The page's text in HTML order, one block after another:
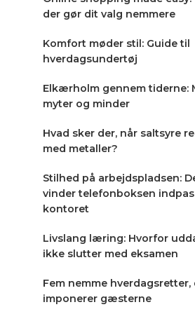
der gør dit valg nemmere
Komfort møder stil: Guide til
hverdagsundertøj
Elkærholm gennem tiderne:
myter og minder
Hvad sker der, når saltsyre
med metaller?
Stilhed på arbejdspladsen:
vinder telefonboksen
kontoret
Livslang læring: Hvorfor
ikke slutter med eksamen
Fem nemme hverdagsretter,
imponerer gæsterne